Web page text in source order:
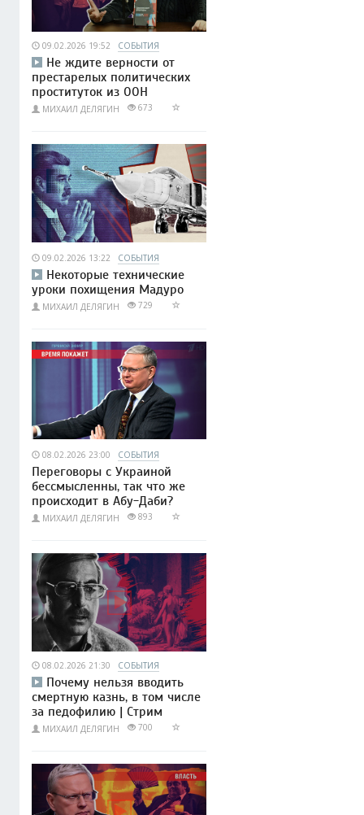
09.02.2026 19:52 СОБЫТИЯ
Не ждите верности от
престарелых политических
проституток из ООН
МИХАИЛ ДЕЛЯГИН 673
09.02.2026 13:22 СОБЫТИЯ
Некоторые технические
уроки похищения Мадуро
МИХАИЛ ДЕЛЯГИН 729
08.02.2026 23:00 СОБЫТИЯ
Переговоры с Украиной
бессмысленны, так что же
происходит в Абу-Даби?
МИХАИЛ ДЕЛЯГИН 893
08.02.2026 21:30 СОБЫТИЯ
Почему нельзя вводить
смертную казнь, в том числе
за педофилию | Стрим
МИХАИЛ ДЕЛЯГИН 700